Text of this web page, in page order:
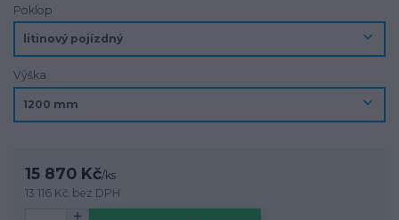
Poklop
Výška
15 870 Kč/ks
13 116 Kč bez DPH